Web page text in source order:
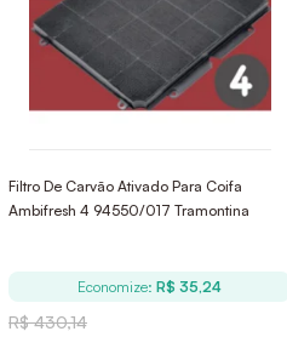
Filtro De Carvão Ativado Para Coifa
Ambifresh 4 94550/017 Tramontina
Economize: R$ 35,24
R$ 430,14